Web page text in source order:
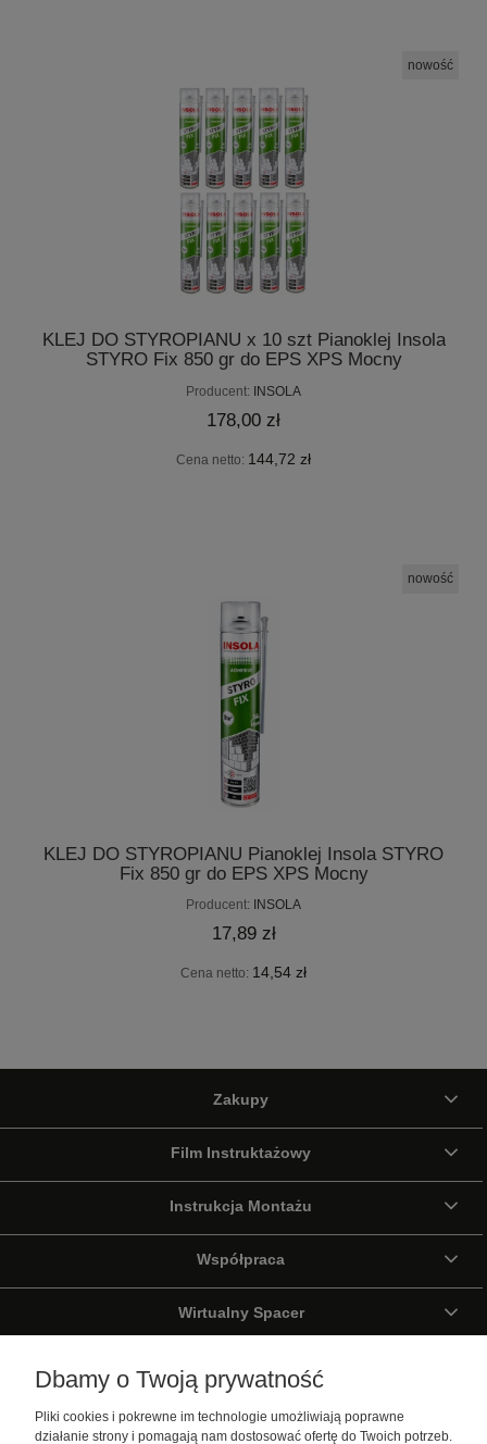
KLEJ DO STYROPIANU x 10 szt Pianoklej Insola
STYRO Fix 850 gr do EPS XPS Mocny
Producent: INSOLA
178,00 zł
Cena netto: 144,72 zł
nowość
KLEJ DO STYROPIANU Pianoklej Insola STYRO
Fix 850 gr do EPS XPS Mocny
Producent: INSOLA
17,89 zł
Cena netto: 14,54 zł
nowość
Zakupy
Film Instruktażowy
Instrukcja Montażu
Współpraca
Wirtualny Spacer
Pomoc
Dbamy o Twoją prywatność
Pliki cookies i pokrewne im technologie umożliwiają poprawne
działanie strony i pomagają nam dostosować ofertę do Twoich potrzeb.